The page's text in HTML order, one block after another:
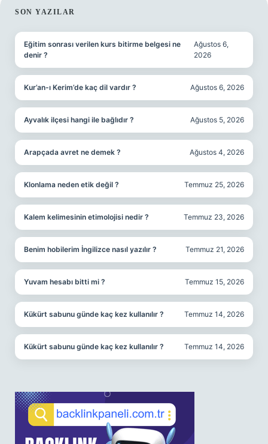
SIDEBAR
SON YAZILAR
Eğitim sonrası verilen kurs bitirme belgesi ne
denir ?
Ağustos 6,
2026
Kur’an-ı Kerim’de kaç dil vardır ? Ağustos 6, 2026
Ayvalık ilçesi hangi ile bağlıdır ? Ağustos 5, 2026
Arapçada avret ne demek ? Ağustos 4, 2026
Klonlama neden etik değil ? Temmuz 25, 2026
Kalem kelimesinin etimolojisi nedir ? Temmuz 23, 2026
Benim hobilerim İngilizce nasıl yazılır ? Temmuz 21, 2026
Yuvam hesabı bitti mi ? Temmuz 15, 2026
Kükürt sabunu günde kaç kez kullanılır ? Temmuz 14, 2026
Kükürt sabunu günde kaç kez kullanılır ? Temmuz 14, 2026